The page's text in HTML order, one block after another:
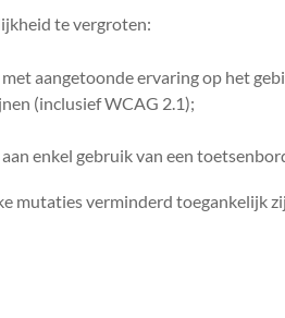
te vergroten:
aangetoonde ervaring op het
(inclusief WCAG 2.1);
enkel gebruik van een
mutaties verminderd toegankelijk